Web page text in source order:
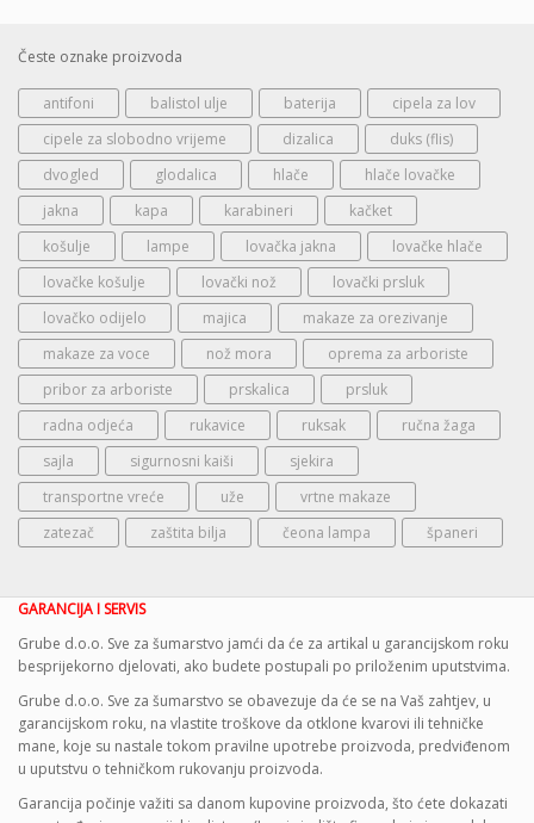
Česte oznake proizvoda
antifoni balistol ulje baterija
cipela za lov
cipele za slobodno vrijeme
dizalica
duks (flis)
dvogled
glodalica hlače
hlače lovačke
jakna
kapa karabineri
kačket
košulje
lampe lovačka jakna
lovačke hlače
lovačke košulje
lovački nož
lovački prsluk
lovačko odijelo
majica
makaze za orezivanje
makaze za voce
nož mora
oprema za arboriste
pribor za arboriste
prskalica
prsluk
radna odjeća
rukavice ruksak
ručna žaga
sajla
sigurnosni kaiši
sjekira
transportne vreće
uže
vrtne makaze
zatezač
zaštita bilja čeona lampa španeri
GARANCIJA I SERVIS
Grube d.o.o. Sve za šumarstvo jamći da će za artikal u garancijskom roku
besprijekorno djelovati, ako budete postupali po priloženim uputstvima.
Grube d.o.o. Sve za šumarstvo se obavezuje da će se na Vaš zahtjev, u
garancijskom roku, na vlastite troškove da otklone kvarovi ili tehničke
mane, koje su nastale tokom pravilne upotrebe proizvoda, predviđenom
u uputstvu o tehničkom rukovanju proizvoda.
Garancija počinje važiti sa danom kupovine proizvoda, što ćete dokazati